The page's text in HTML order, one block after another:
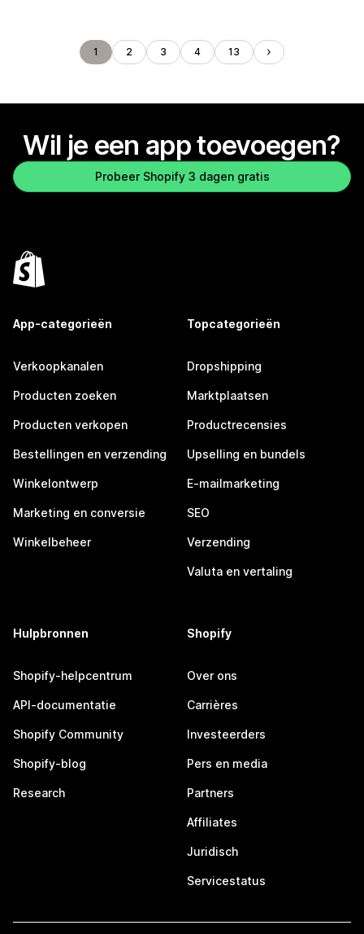
1 2 3 4 13
Wil je een app toevoegen?
Probeer Shopify 3 dagen gratis
App-categorieën
Verkoopkanalen
Producten zoeken
Producten verkopen
Bestellingen en verzending
Winkelontwerp
Marketing en conversie
Winkelbeheer
Topcategorieën
Dropshipping
Marktplaatsen
Productrecensies
Upselling en bundels
E-mailmarketing
SEO
Verzending
Valuta en vertaling
Hulpbronnen
Shopify-helpcentrum
API-documentatie
Shopify Community
Shopify-blog
Research
Shopify
Over ons
Carrières
Investeerders
Pers en media
Partners
Affiliates
Juridisch
Servicestatus